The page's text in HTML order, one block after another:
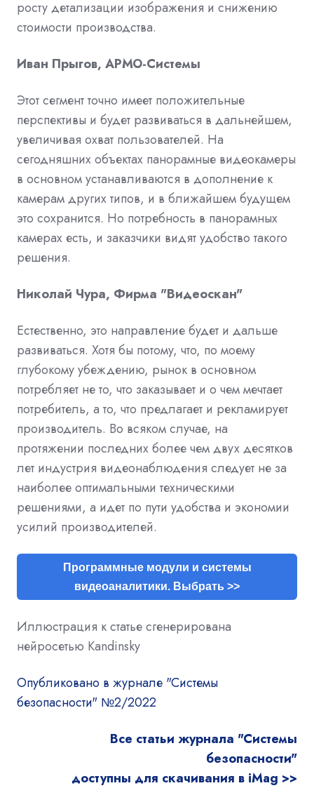
росту детализации изображения и снижению
стоимости производства.
Иван Прыгов, АРМО-Системы
Этот сегмент точно имеет положительные
перспективы и будет развиваться в дальнейшем,
увеличивая охват пользователей. На
сегодняшних объектах панорамные видеокамеры
в основном устанавливаются в дополнение к
камерам других типов, и в ближайшем будущем
это сохранится. Но потребность в панорамных
камерах есть, и заказчики видят удобство такого
решения.
Николай Чура, Фирма "Видеоскан"
Естественно, это направление будет и дальше
развиваться. Хотя бы потому, что, по моему
глубокому убеждению, рынок в основном
потребляет не то, что заказывает и о чем мечтает
потребитель, а то, что предлагает и рекламирует
производитель. Во всяком случае, на
протяжении последних более чем двух десятков
лет индустрия видеонаблюдения следует не за
наиболее оптимальными техническими
решениями, а идет по пути удобства и экономии
усилий производителей.
Программные модули и системы
видеоаналитики. Выбрать >>
Иллюстрация к статье сгенерирована
нейросетью Kandinsky
Опубликовано в журнале "Системы
безопасности" №2/2022
Все статьи журнала "Системы
безопасности"
доступны для скачивания в iMag >>